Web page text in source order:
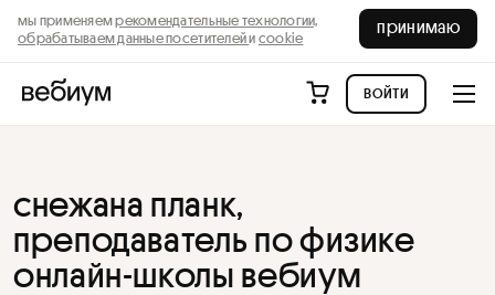
мы применяемрекомендательные технологии,
обрабатываем данные посетителейи cookie
принимаю
войти
снежана планк,
преподаватель по физике
онлайн-школы вебиум